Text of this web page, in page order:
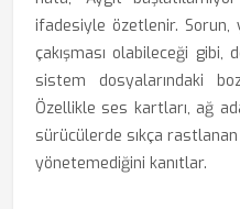
ifadesiyle özetlenir. Sorun,
çakışması olabileceği gibi,
sistem dosyalarındaki
Özellikle ses kartları, ağ
sürücülerde sıkça
yönetemediğini kanıtlar.